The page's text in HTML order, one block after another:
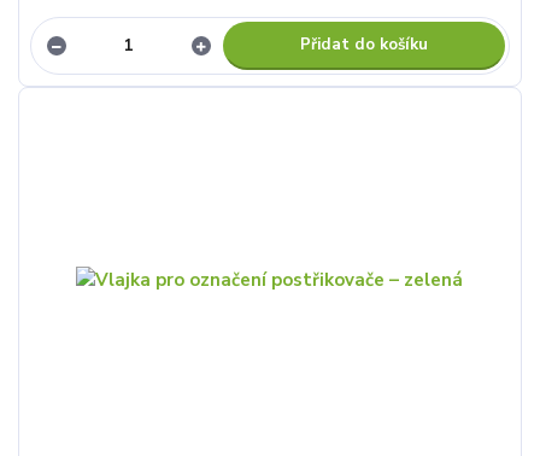
Přidat do košíku